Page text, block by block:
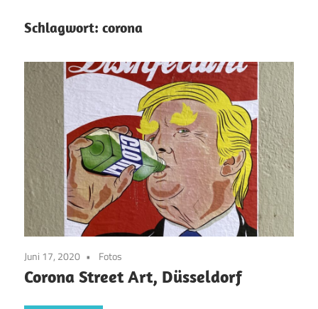
Schlagwort: corona
Juni 17, 2020 Fotos
Corona Street Art, Düsseldorf